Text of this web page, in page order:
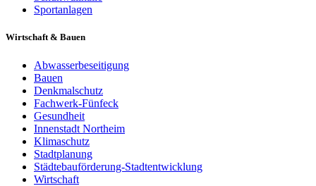
Sportanlagen
Wirtschaft & Bauen
Abwasserbeseitigung
Bauen
Denkmalschutz
Fachwerk-Fünfeck
Gesundheit
Innenstadt Northeim
Klimaschutz
Stadtplanung
Städtebauförderung-Stadtentwicklung
Wirtschaft